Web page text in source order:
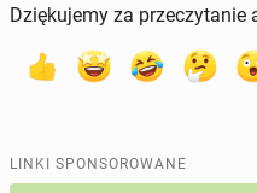
Dziękujemy za przeczytanie
LINKI SPONSOROWANE